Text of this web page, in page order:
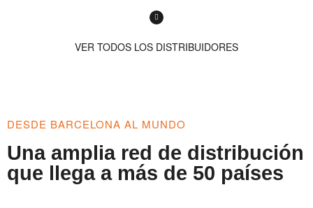
DESDE BARCELONA AL MUNDO
Una amplia red de distribución
que llega a más de 50 países
VER TODOS LOS DISTRIBUIDORES